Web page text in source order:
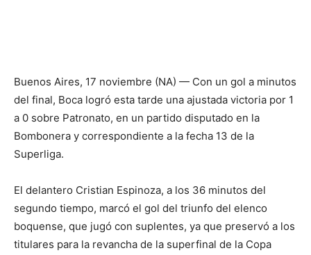
Buenos Aires, 17 noviembre (NA) — Con un gol a minutos
del final, Boca logró esta tarde una ajustada victoria por 1
a 0 sobre Patronato, en un partido disputado en la
Bombonera y correspondiente a la fecha 13 de la
Superliga.
El delantero Cristian Espinoza, a los 36 minutos del
segundo tiempo, marcó el gol del triunfo del elenco
boquense, que jugó con suplentes, ya que preservó a los
titulares para la revancha de la superfinal de la Copa